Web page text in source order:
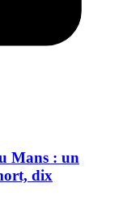
Mans : un
dix